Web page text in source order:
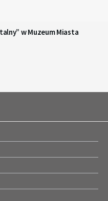
w Muzeum Miasta